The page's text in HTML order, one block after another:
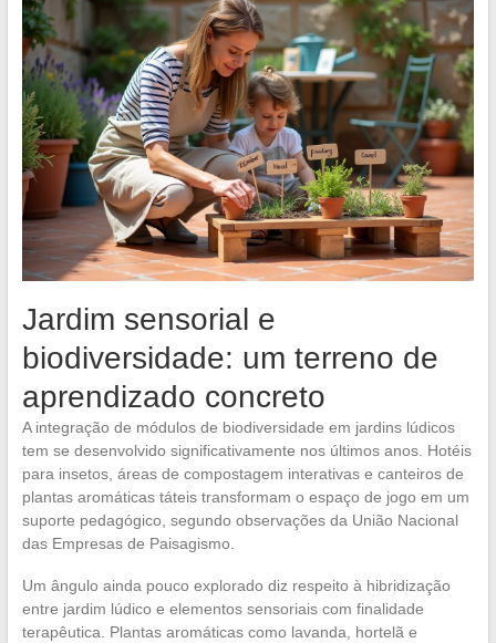
Jardim sensorial e
biodiversidade: um terreno de
aprendizado concreto
A integração de módulos de biodiversidade em jardins lúdicos
tem se desenvolvido significativamente nos últimos anos. Hotéis
para insetos, áreas de compostagem interativas e canteiros de
plantas aromáticas táteis transformam o espaço de jogo em um
suporte pedagógico, segundo observações da União Nacional
das Empresas de Paisagismo.
Um ângulo ainda pouco explorado diz respeito à hibridização
entre jardim lúdico e elementos sensoriais com finalidade
terapêutica. Plantas aromáticas como lavanda, hortelã e